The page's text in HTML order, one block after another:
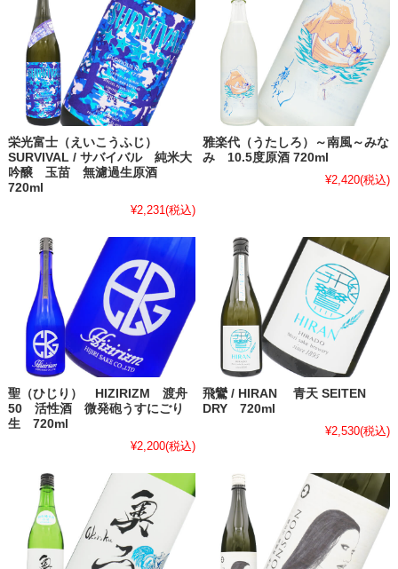
栄光富士（えいこうふじ）
SURVIVAL / サバイバル 純米大
吟醸 玉苗 無濾過生原酒
720ml
¥2,231(税込)
雅楽代（うたしろ）～南風～みな
み 10.5度原酒 720ml
¥2,420(税込)
聖（ひじり） HIZIRIZM 渡舟
50 活性酒 微発砲うすにごり
生 720ml
¥2,200(税込)
飛鸞 / HIRAN 青天 SEITEN
DRY 720ml
¥2,530(税込)